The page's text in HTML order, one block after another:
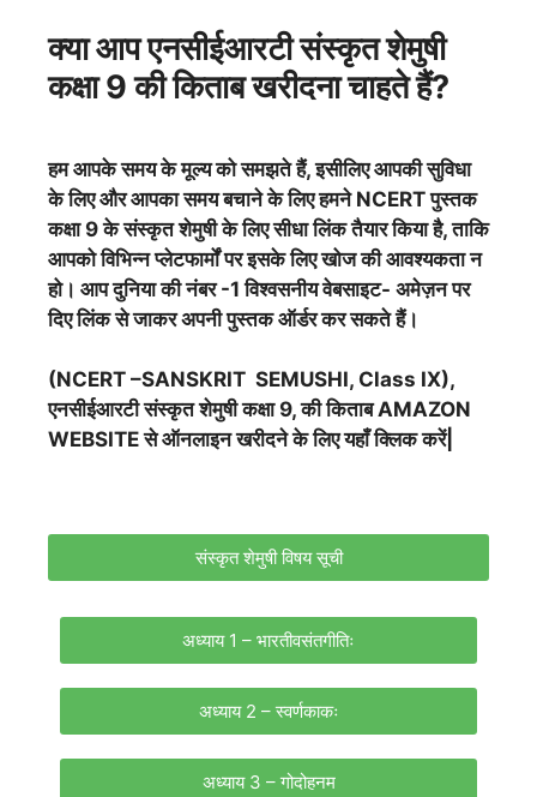
क्या आप एनसीईआरटीसंस्कृत शेमुषी
कक्षा 9 की किताब खरीदना चाहते हैं?
हम आपके समय के मूल्य को समझते हैं, इसीलिए आपकी सुविधा
के लिए और आपका समय बचाने के लिए हमने NCERT पुस्तक
कक्षा 9 केसंस्कृत शेमुषीके लिए सीधा लिंक तैयार किया है, ताकि
आपको विभिन्न प्लेटफार्मों पर इसके लिए खोज की आवश्यकता न
हो। आप दुनिया की नंबर -1 विश्वसनीय वेबसाइट- अमेज़न पर
दिए लिंक से जाकर अपनी पुस्तक ऑर्डर कर सकते हैं।
(NCERT –SANSKRIT SEMUSHI, Class IX),
एनसीईआरटीसंस्कृत शेमुषीकक्षा 9, की किताब AMAZON
WEBSITE से ऑनलाइन खरीदने के लिए यहाँ क्लिक करें|
संस्कृत शेमुषी विषय सूची
अध्याय 1 – भारतीवसंतगीतिः
अध्याय 2 – स्वर्णकाकः
अध्याय 3 – गोदोहनम